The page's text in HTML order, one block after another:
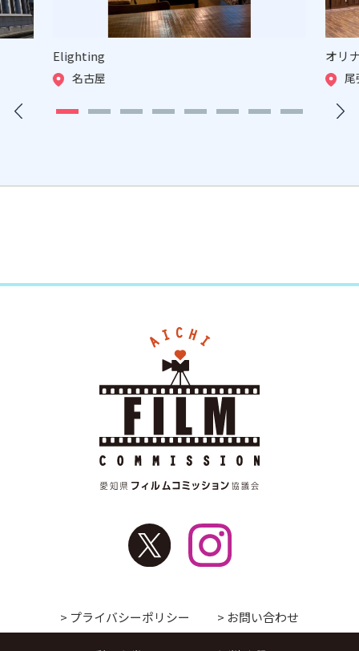
Elighting
名古屋
オリ
> プライバシーポリシー > お問い合わせ